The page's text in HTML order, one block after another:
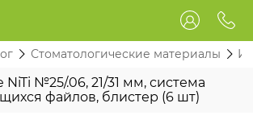
Стоматологические материалы
NiTi №25/.06, 21/31 мм, система
файлов, блистер (6 шт)